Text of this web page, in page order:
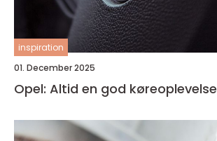
inspiration
01. December 2025
Opel: Altid en god køreoplevelse